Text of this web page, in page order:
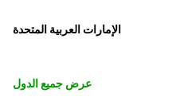
الإمارات العربية المتحدة
عرض جميع الدول